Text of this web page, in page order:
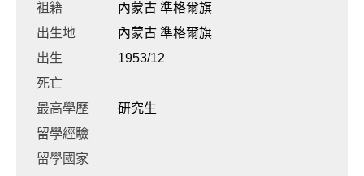
祖籍
內蒙古 準格爾旗
出生地
內蒙古 準格爾旗
出生
1953/12
死亡
最高學歷
研究生
留學經驗
留學國家